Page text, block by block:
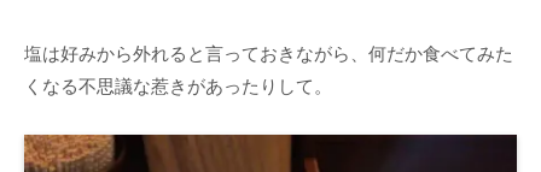
塩は好みから外れると言っておきながら、何だか食べてみた
くなる不思議な惹きがあったりして。